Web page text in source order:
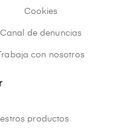
Cookies
Canal de denuncias
Trabaja con nosotros
productos